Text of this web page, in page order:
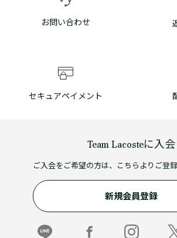
お問い合わせ
セキュアペイメント
Team Lacosteに入会
ご入会をご希望の方は、こちらよりご登録
新規会員登録